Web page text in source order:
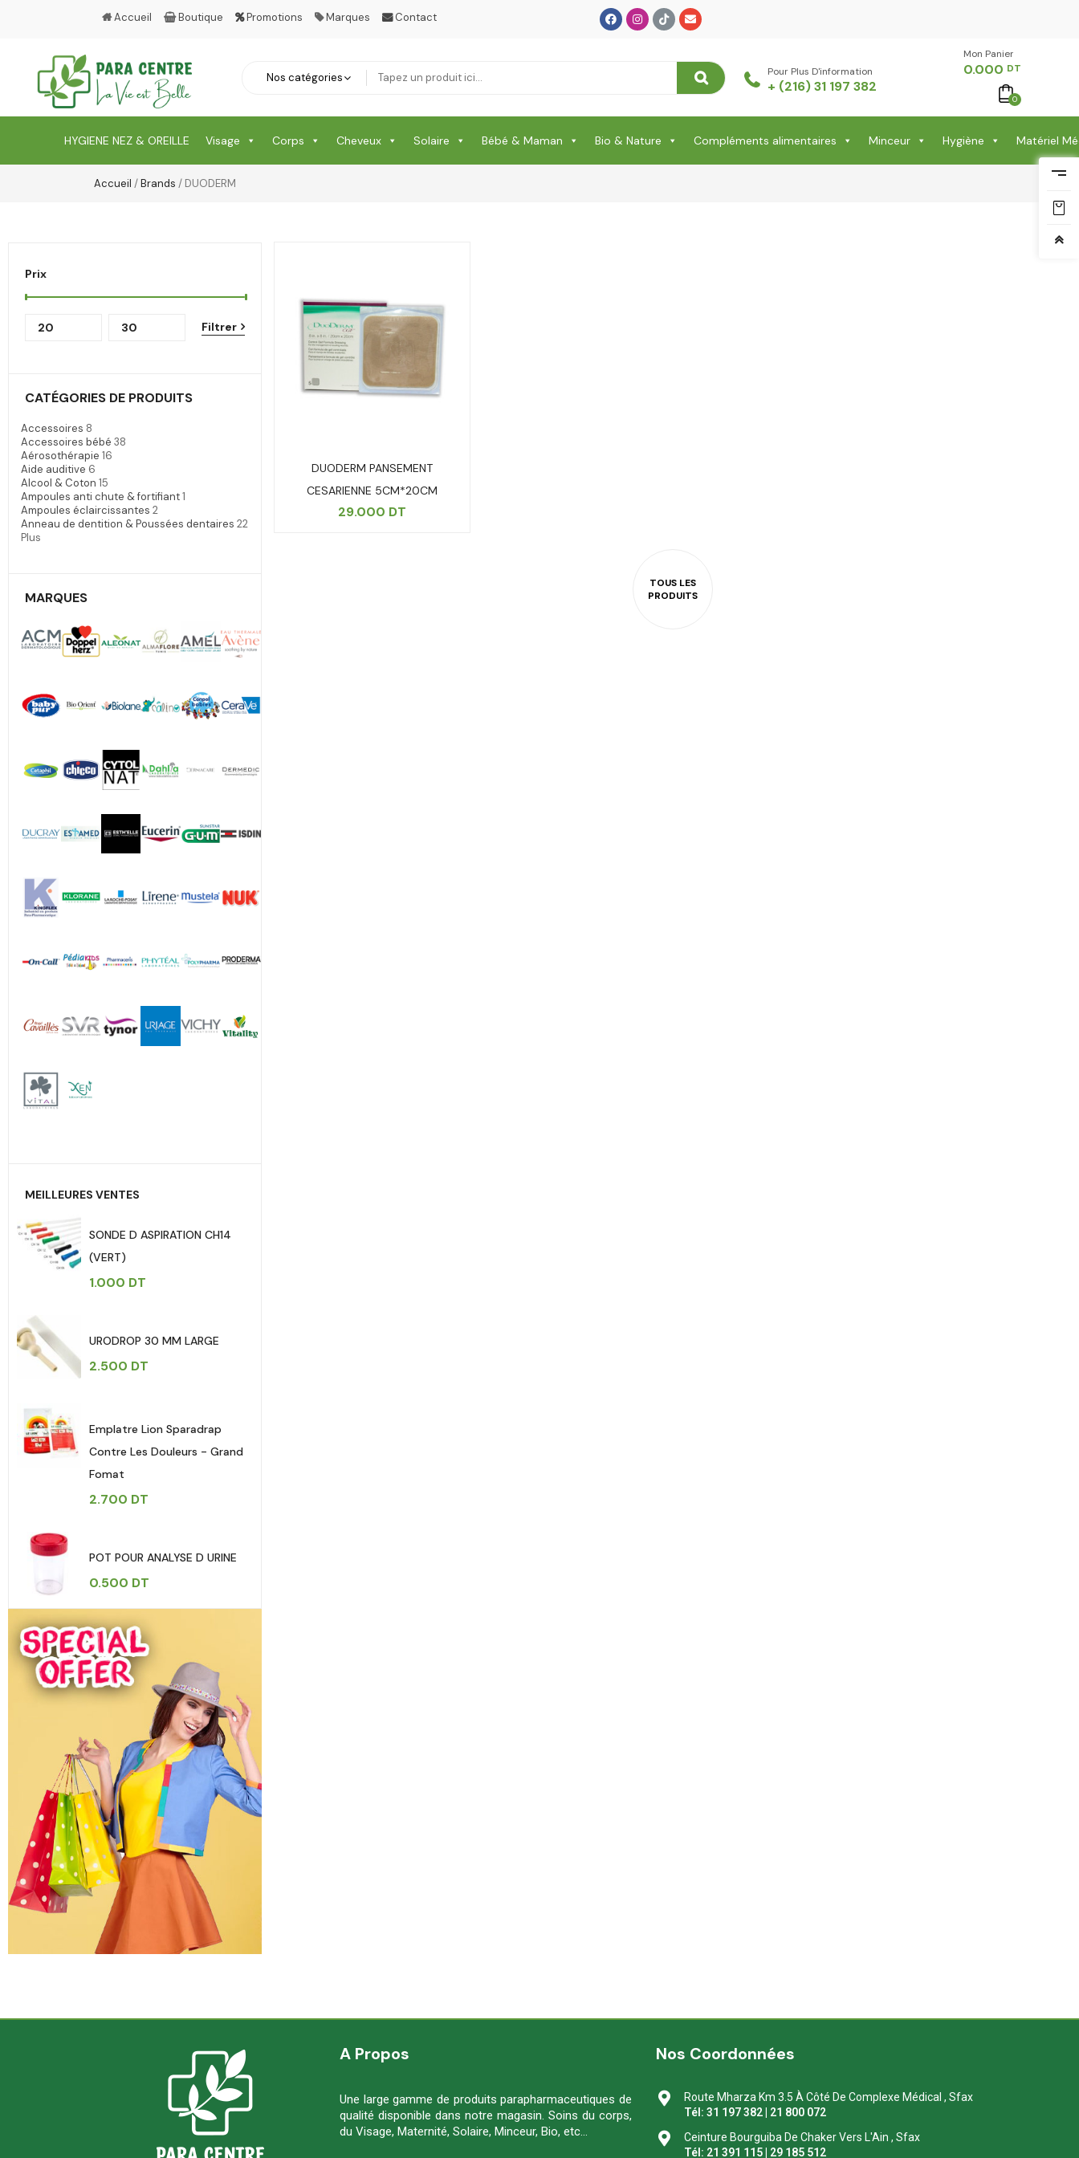
Accueil Boutique Promotions Marques Contact
Pour Plus D'information
+ (216) 31 197 382
Mon Panier -
0.000 DT
0
HYGIENE NEZ & OREILLE Visage Corps Cheveux Solaire Bébé & Maman Bio & Nature Compléments alimentaires Minceur Hygiène Matériel
Accueil /Brands / DUODERM
Prix
Filtrer
CATÉGORIES DE PRODUITS
Accessoires 8
Accessoires bébé 38
Aérosothérapie 16
Aide auditive 6
Alcool & Coton 15
Ampoules anti chute & fortifiant1
Ampoules éclaircissantes 2
Anneau de dentition & Poussées dentaires 22
Plus
MARQUES
MEILLEURES VENTES
SONDE D ASPIRATION CH14
(VERT)
1.000 DT
URODROP 30 MM LARGE
2.500 DT
Emplatre Lion Sparadrap
Contre Les Douleurs - Grand
Fomat
2.700 DT
POT POUR ANALYSE D URINE
0.500 DT
DUODERM PANSEMENT
CESARIENNE 5CM*20CM
29.000 DT
A Propos
Une large gamme de produits parapharmaceutiques de
qualité disponible dans notre magasin. Soins du corps,
du Visage, Maternité, Solaire, Minceur, Bio, etc…
Nos Coordonnées
Route Mharza Km 3.5 À Côté De Complexe Médical , Sfax
Tél: 31 197 382 | 21 800 072
Ceinture Bourguiba De Chaker Vers L'Ain , Sfax
Tél: 21 391 115 | 29 185 512